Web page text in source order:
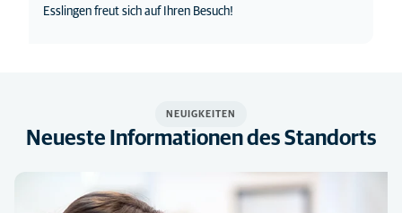
Esslingen freut sich auf Ihren Besuch!
NEUIGKEITEN
Neueste Informationen des Standorts